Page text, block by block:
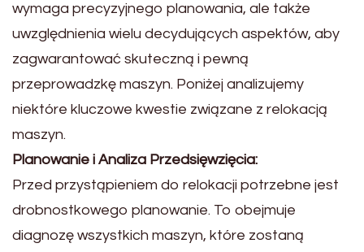
wymaga precyzyjnego planowania, ale także
uwzględnienia wielu decydujących aspektów, aby
zagwarantować skuteczną i pewną
przeprowadzkę maszyn. Poniżej analizujemy
niektóre kluczowe kwestie związane z relokacją
maszyn.
Planowanie i Analiza Przedsięwzięcia:
Przed przystąpieniem do relokacji potrzebne jest
drobnostkowego planowanie. To obejmuje
diagnozę wszystkich maszyn, które zostaną